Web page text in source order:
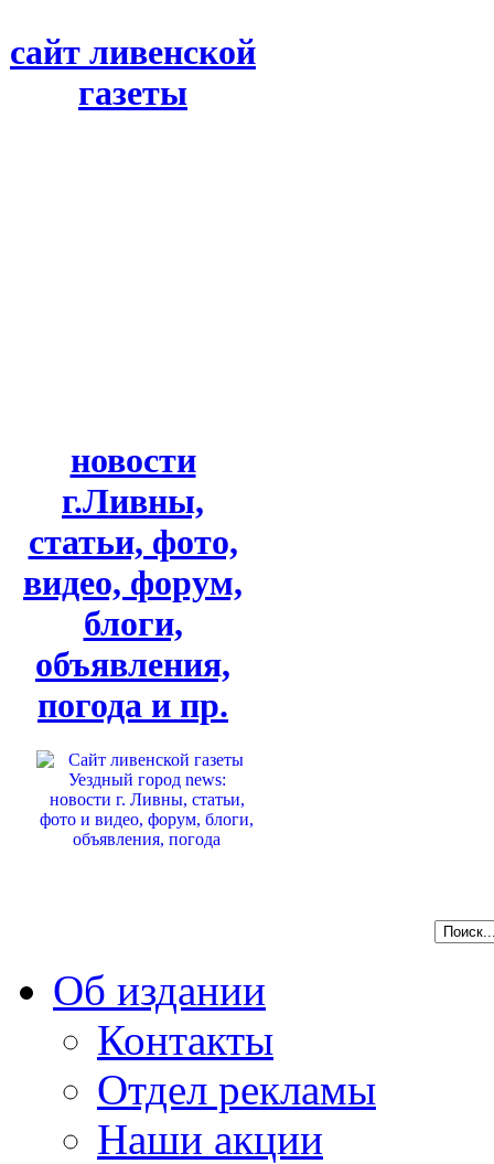
сайт ливенской
газеты
новости
г.Ливны,
статьи, фото,
видео, форум,
блоги,
объявления,
погода и пр.
Об издании
Контакты
Отдел рекламы
Наши акции